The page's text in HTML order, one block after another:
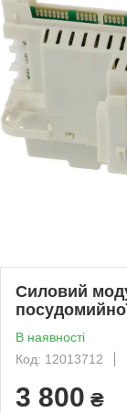
Силовий
В наявності
Код: 12013712
3 800 ₴